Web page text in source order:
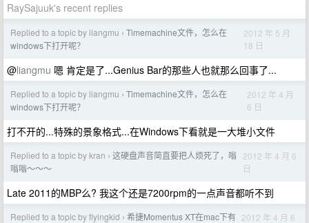
RaySajuuk's recent replies
Replied to a topic by liangmu › Timemachine文件，怎么在
windows下打开呢？
2012 年 5 月
18 日
@liangmu 嗯 肯定是了...Genius Bar的那些人也就那么回事了...
Replied to a topic by liangmu › Timemachine文件，怎么在
windows下打开呢？
2012 年 4 月
6 日
打不开的...特殊的景象格式...在Windows下看就是一大堆小文件
Replied to a topic by kran › 这硬盘声音简直要把人烦死了，嗡
嗡嗡～～～
2012 年 4 月 6
日
Late 2011的MBP么? 我这个还是7200rpm的一点声音都听不到
Replied to a topic by flyingkid › 希捷Momentus XT在mac下有 2012 年 4 月 6